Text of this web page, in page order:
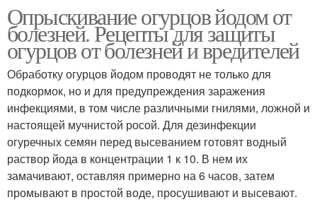
Опрыскивание огурцов йодом от
болезней. Рецепты для защиты
огурцов от болезней и вредителей
Обработку огурцов йодом проводят не только для
подкормок, но и для предупреждения заражения
инфекциями, в том числе различными гнилями, ложной и
настоящей мучнистой росой. Для дезинфекции
огуречных семян перед высеванием готовят водный
раствор йода в концентрации 1 к 10. В нем их
замачивают, оставляя примерно на 6 часов, затем
промывают в простой воде, просушивают и высевают.